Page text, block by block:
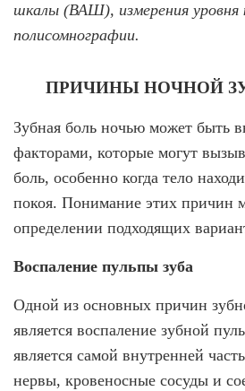
шкалы (ВАШ), измерения уровня
полисомнографии.
ПРИЧИНЫ НОЧНОЙ
Зубная боль ночью может быть
факторами, которые могут
боль, особенно когда тело
покоя. Понимание этих причин
определении подходящих
Воспаление пульпы зуба
Одной из основных причин
является воспаление зубной
является самой внутренней
нервы, кровеносные сосуды и